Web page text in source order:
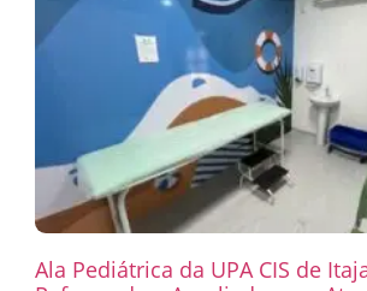
Ala Pediátrica da UPA CIS de